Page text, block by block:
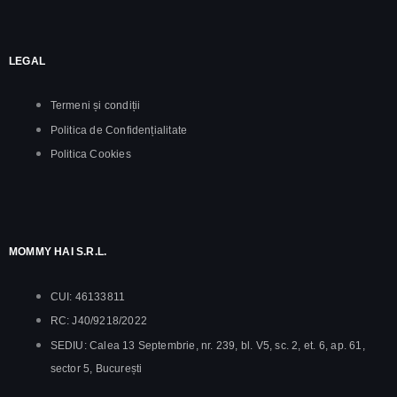
LEGAL
Termeni și condiții
Politica de Confidențialitate
Politica Cookies
MOMMY HAI S.R.L.
CUI: 46133811
RC: J40/9218/2022
SEDIU: Calea 13 Septembrie, nr. 239, bl. V5, sc. 2, et. 6, ap. 61,
sector 5, București